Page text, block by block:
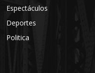
Espectáculos
Deportes
Politica